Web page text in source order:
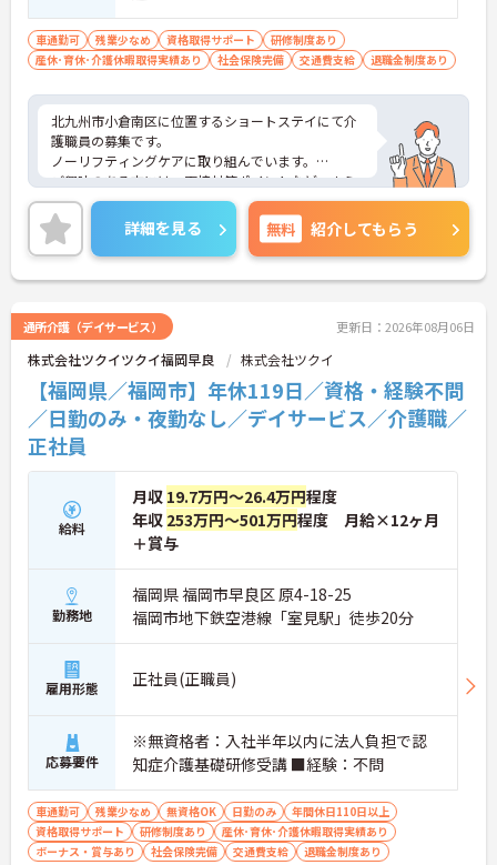
車通勤可 残業少なめ 資格取得サポート
研修制度あり
産休･育休･介護休暇取得実績あり
社会保険完備 交通費支給 退職金制度あり
北九州市小倉南区に位置するショートステイにて介
護職員の募集です。
ノーリフティングケアに取り組んでいます。
ご興味のある方には、面接対策ポイントなど、さら
に詳細をお話しいたしますので、お気軽にご相談く
ださい。
詳細を見る 無料 紹介してもらう
通所介護（デイサービス） 更新日：2026年08月06日
株式会社ツクイツクイ福岡早良 株式会社ツクイ
【福岡県／福岡市】年休119日／資格・経験不問
／日勤のみ・夜勤なし／デイサービス／介護職／
正社員
給料
月収 19.7万円～26.4万円程度
年収 253万円～501万円程度 月給×12ヶ月
＋賞与
勤務地
福岡県 福岡市早良区 原4-18-25
福岡市地下鉄空港線「室見駅」徒歩20分
雇用形態 正社員(正職員)
応募要件
※無資格者：入社半年以内に法人負担で認
知症介護基礎研修受講 ■経験：不問
車通勤可 残業少なめ 無資格OK 日勤のみ
年間休日110日以上
資格取得サポート
研修制度あり
産休･育休･介護休暇取得実績あり
ボーナス・賞与あり
社会保険完備 交通費支給 退職金制度あり